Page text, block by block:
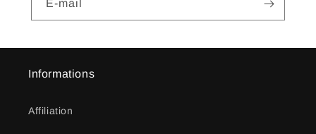
E-mail
Informations
Affiliation